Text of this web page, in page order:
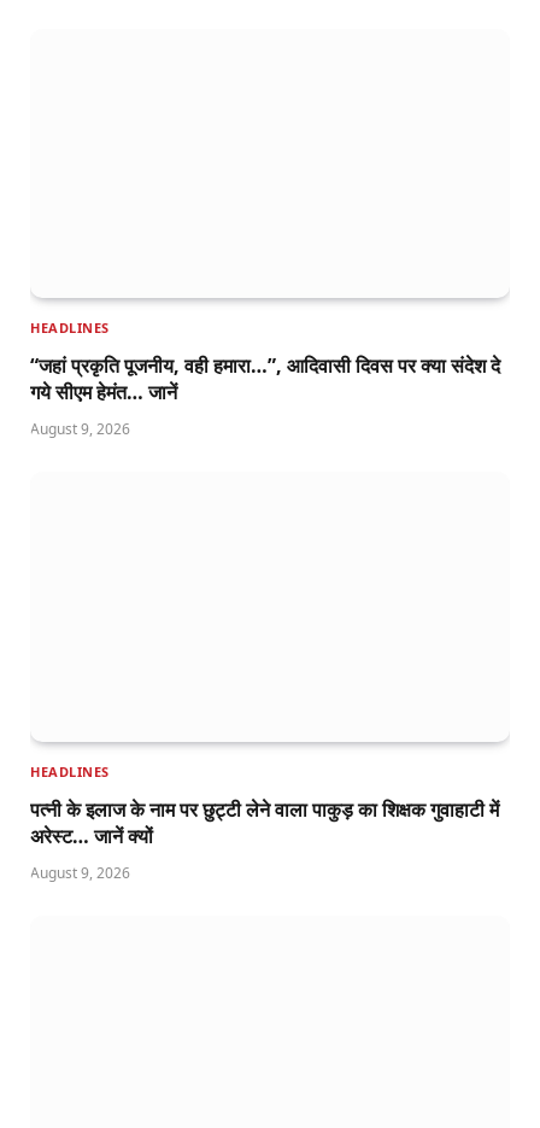
HEADLINES
“जहां प्रकृति पूजनीय, वही हमारा…”, आदिवासी दिवस पर क्या संदेश दे
गये सीएम हेमंत… जानें
August 9, 2026
HEADLINES
पत्नी के इलाज के नाम पर छुट्टी लेने वाला पाकुड़ का शिक्षक गुवाहाटी में
अरेस्ट… जानें क्यों
August 9, 2026